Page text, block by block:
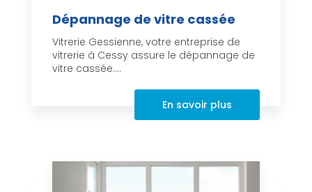
Dépannage de vitre cassée
Vitrerie Gessienne, votre entreprise de
vitrerie à Cessy assure le dépannage de
vitre cassée....
En savoir plus